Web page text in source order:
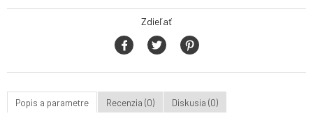
Zdieľať
Popis a parametre Recenzia (0) Diskusia (0)